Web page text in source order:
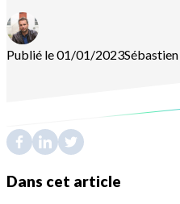
Publié le 01/01/2023Sébastien
Dans cet article